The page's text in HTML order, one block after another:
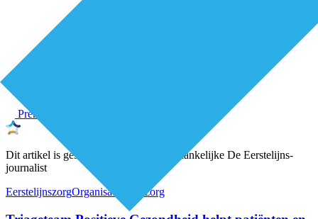
Premium
Dit artikel is geschreven door een onafhankelijke De Eerstelijns-
journalist
EerstelijnszorgOrganisatie van zorg